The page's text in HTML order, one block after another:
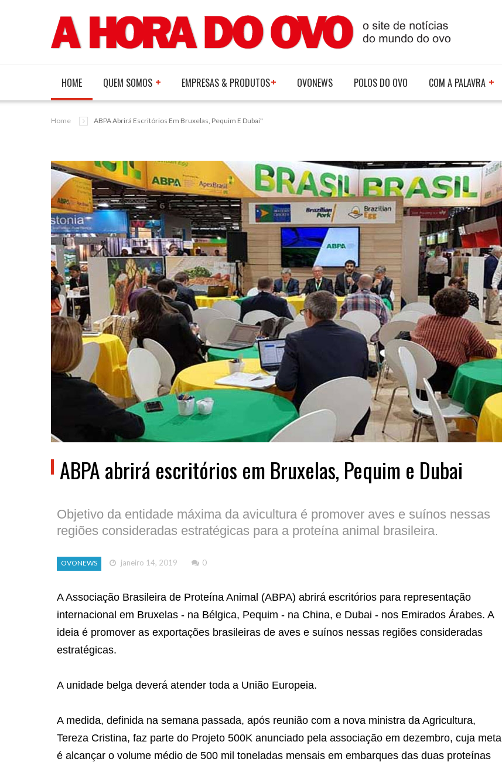
HOME QUEM SOMOS EMPRESAS & PRODUTOS OVONEWS POLOS DO OVO COM A PALAVRA
Home ABPA Abrirá Escritórios Em Bruxelas, Pequim E Dubai"
ABPA abrirá escritórios em Bruxelas, Pequim e Dubai
Objetivo da entidade máxima da avicultura é promover aves e suínos nessas
regiões consideradas estratégicas para a proteína animal brasileira.
OVONEWS janeiro 14, 2019 0
A Associação Brasileira de Proteína Animal (ABPA) abrirá escritórios para representação
internacional em Bruxelas - na Bélgica, Pequim - na China, e Dubai - nos Emirados Árabes. A
ideia é promover as exportações brasileiras de aves e suínos nessas regiões consideradas
estratégicas.
A unidade belga deverá atender toda a União Europeia.
A medida, definida na semana passada, após reunião com a nova ministra da Agricultura,
Tereza Cristina, faz parte do Projeto 500K anunciado pela associação em dezembro, cuja meta
é alcançar o volume médio de 500 mil toneladas mensais em embarques das duas proteínas